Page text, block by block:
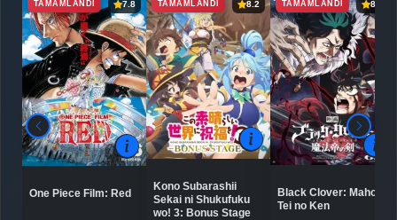
TAMAMLANDI 7.8
One Piece Film: Red
TAMAMLANDI 8.2
Kono Subarashii
Sekai ni Shukufuku
wo! 3: Bonus Stage
TAMAMLANDI 8.0
Black Clover: Mahou
Tei no Ken